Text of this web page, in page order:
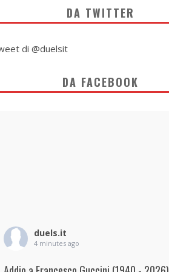
DA TWITTER
di @duelsit
DA FACEBOOK
duels.it
4 minutes ago